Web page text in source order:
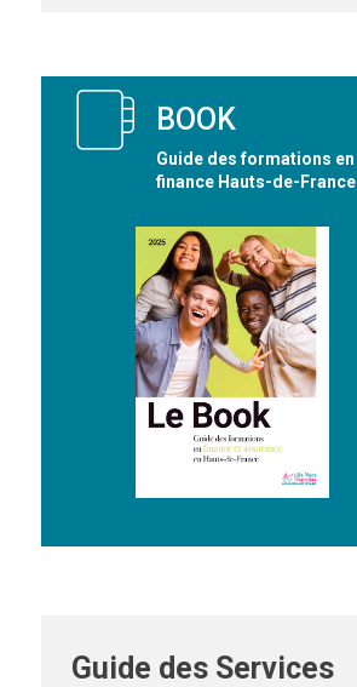
BOOK
Guide des formations en
finance Hauts-de-France
Guide des Services